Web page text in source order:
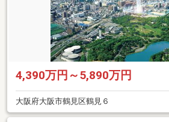
4,390万円～5,890万円
大阪府大阪市鶴見区鶴見６